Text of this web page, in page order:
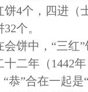
4个，四进（
个。
饼中，“三红”
二年（1442
恭”合在一起